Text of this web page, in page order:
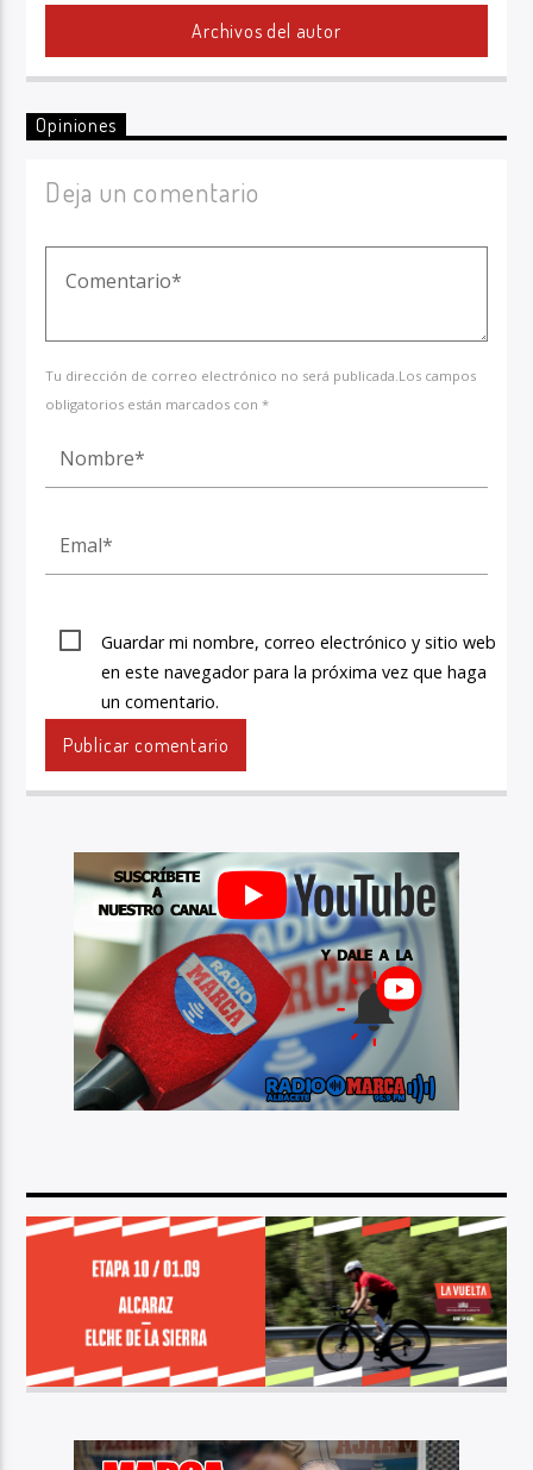
Archivos del autor
Opiniones
Deja un comentario
Tu dirección de correo electrónico no será publicada.Los campos
obligatorios están marcados con *
Guardar mi nombre, correo electrónico y sitio web
en este navegador para la próxima vez que haga
un comentario.